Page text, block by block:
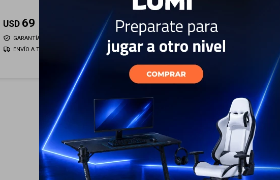
USD 69
GARANTÍA: 5 DÍAS
ENVÍO A TODO EL PAÍS
USD 119 USD 89
ENVÍO A TODO EL PAÍS